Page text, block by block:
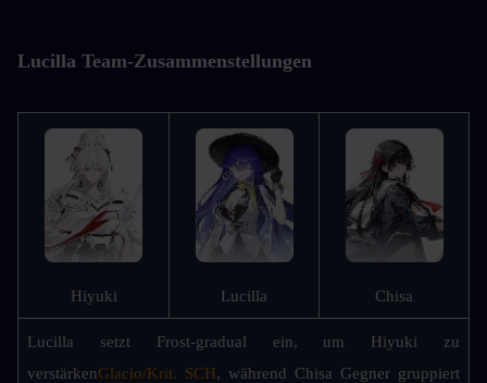
Lucilla Team-Zusammenstellungen
Hiyuki Lucilla Chisa
Lucilla setzt Frost-gradual ein, um Hiyuki zu
verstärkenGlacio/Krit. SCH, während Chisa Gegner gruppiert